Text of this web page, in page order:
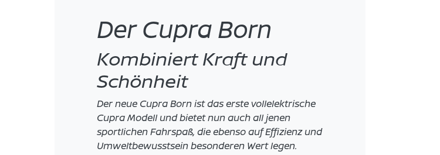
Der Cupra Born
Kombiniert Kraft und
Schönheit
Der neue Cupra Born ist das erste vollelektrische
Cupra Modell und bietet nun auch all jenen
sportlichen Fahrspaß, die ebenso auf Effizienz und
Umweltbewusstsein besonderen Wert legen.